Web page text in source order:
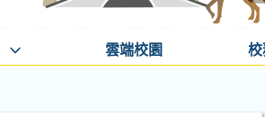
雲端校園 校